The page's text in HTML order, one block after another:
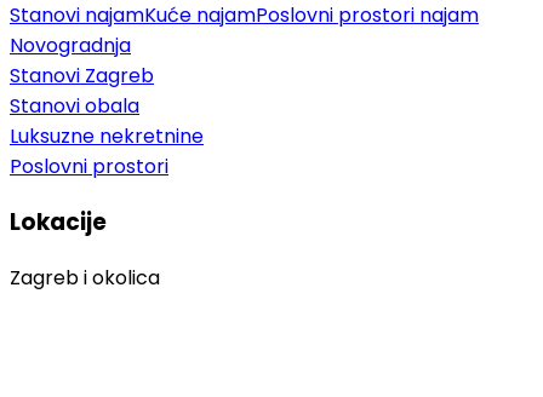
Stanovi najamKuće najamPoslovni prostori najam
Novogradnja
Stanovi Zagreb
Stanovi obala
Luksuzne nekretnine
Poslovni prostori
Lokacije
Zagreb i okolica